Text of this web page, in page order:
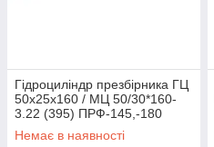
Гідроциліндр презбірника ГЦ
50х25х160 / МЦ 50/30*160-
3.22 (395) ПРФ-145,-180
Немає в наявності